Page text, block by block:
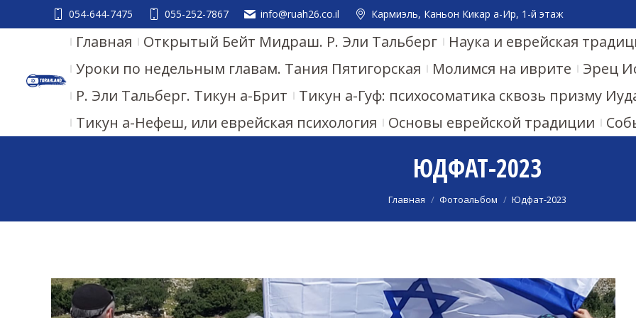
054-644-7475 055-252-7867 info@ruah26.co.il Кармиэль, Каньон Кикар а-Ир, 1-й этаж
Главная Открытый Бейт Мидраш. Р. Эли Тальберг
Наука и еврейская
Уроки по недельным главам. Тания Пятигорская
Молимся на иврите
Эрец
Р. Эли Тальберг. Тикун а-Брит
Тикун а-Гуф: психосоматика сквозь призму
Тикун а-Нефеш, или еврейская психология
Основы еврейской традиции
ЮДФАТ-2023
Вы здесь:
Главная Фотоальбом Юдфат-2023